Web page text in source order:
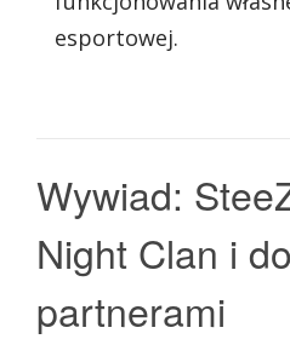
esportowej.
Wywiad:
Night Clan i
partnerami